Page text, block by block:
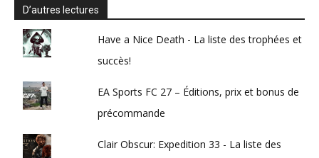
D’autres lectures
Have a Nice Death - La liste des trophées et
succès!
EA Sports FC 27 – Éditions, prix et bonus de
précommande
Clair Obscur: Expedition 33 - La liste des